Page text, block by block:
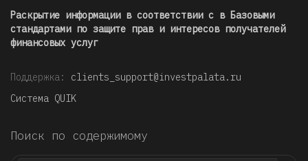
Раскрытие информации в соответствии с в Базовыми
стандартами по защите прав и интересов получателей
финансовых услуг
Поддержка: clients_support@investpalata.ru
Система QUIK
Поиск по содержимому